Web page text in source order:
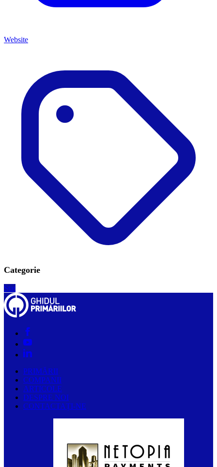
Website
Categorie
Stat
PRIMĂRII
COMPANII
ARTICOLE
DESPRE NOI
CONTACTAȚI-NE